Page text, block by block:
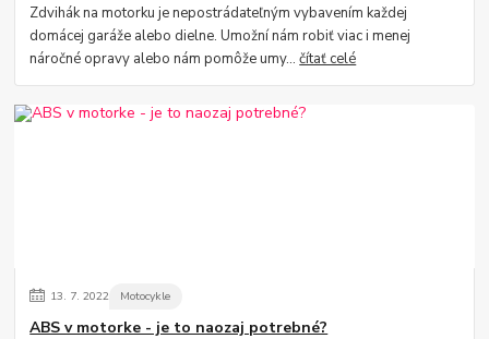
Zdvihák na motorku je nepostrádateľným vybavením každej
domácej garáže alebo dielne. Umožní nám robiť viac i menej
náročné opravy alebo nám pomôže umy...čítať celé
13. 7. 2022 Motocykle
ABS v motorke - je to naozaj potrebné?